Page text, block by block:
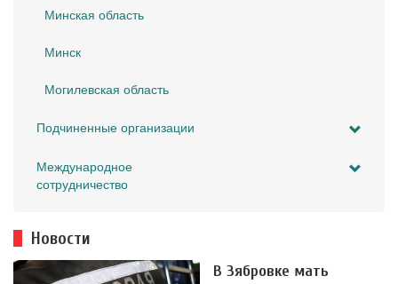
Минская область
Минск
Могилевская область
Подчиненные организации
Международное
сотрудничество
Новости
В Зябровке мать